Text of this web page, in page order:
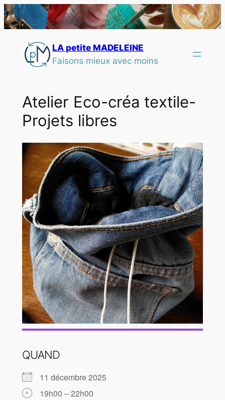
LA petite MADELEINE
Faisons mieux avec moins
Atelier Eco-créa textile-
Projets libres
QUAND
11 décembre 2025
19h00 – 22h00